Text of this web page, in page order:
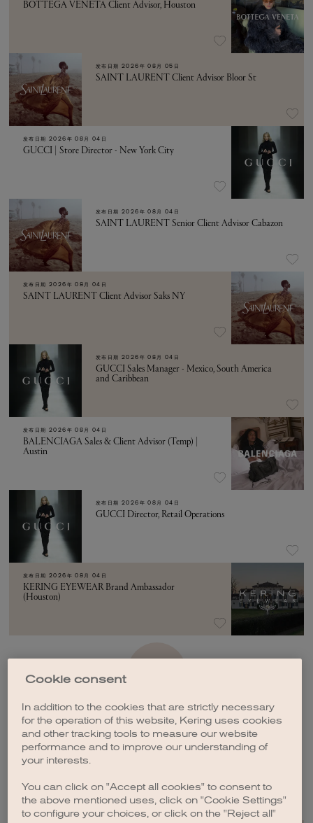
BOTTEGA VENETA Client Advisor, Houston
发布日期 2026年 08月 05日
SAINT LAURENT Client Advisor Bloor St
发布日期 2026年 08月 04日
GUCCI | Store Director - New York City
发布日期 2026年 08月 04日
SAINT LAURENT Senior Client Advisor Cabazon
发布日期 2026年 08月 04日
SAINT LAURENT Client Advisor Saks NY
发布日期 2026年 08月 04日
GUCCI Sales Manager - Mexico, South America
and Caribbean
发布日期 2026年 08月 04日
BALENCIAGA Sales & Client Advisor (Temp) |
Austin
发布日期 2026年 08月 04日
GUCCI Director, Retail Operations
发布日期 2026年 08月 04日
KERING EYEWEAR Brand Ambassador
(Houston)
Cookie consent
In addition to the cookies that are strictly necessary
for the operation of this website, Kering uses cookies
and other tracking tools to measure our website
performance and to improve our understanding of
your interests.
You can click on "Accept all cookies" to consent to
the above mentioned uses, click on "Cookie Settings"
to configure your choices, or click on the "Reject all"